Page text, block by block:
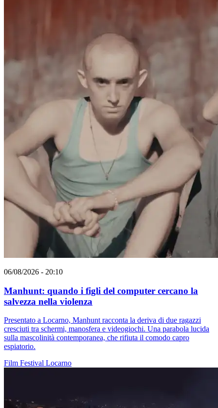
06/08/2026 - 20:10
Manhunt: quando i figli del computer cercano la
salvezza nella violenza
Presentato a Locarno, Manhunt racconta la deriva di due ragazzi
cresciuti tra schermi, manosfera e videogiochi. Una parabola lucida
sulla mascolinità contemporanea, che rifiuta il comodo capro
espiatorio.
Film Festival Locarno